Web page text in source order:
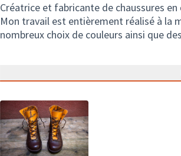
Créatrice et fabricante de chaussures
Mon travail est entièrement réalisé à la
nombreux choix de couleurs ainsi que